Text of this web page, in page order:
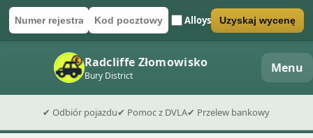
Numer rejestracyjny
Kod pocztowyAlloys
Wyślij formularz wyceny Uzyskaj wycenę
Radcliffe Złomowisko
Bury District Menu
✔ Odbiór pojazdu✔ Pomoc z DVLA✔ Przelew bankowy